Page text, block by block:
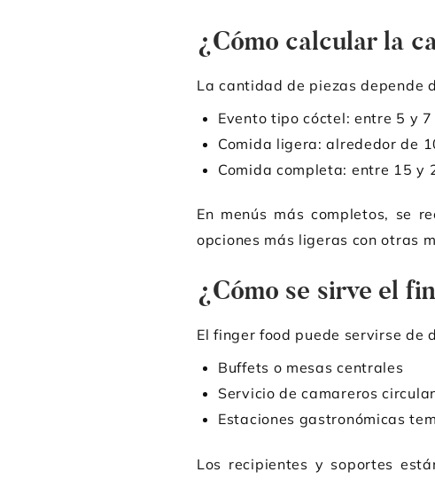
¿Cómo calcular la
La cantidad de piezas depende
Evento tipo cóctel: entre 5 y
Comida ligera: alrededor de
Comida completa: entre 15 y
En menús más completos, se
opciones más ligeras con otras
¿Cómo se sirve el
El finger food puede servirse de
Buffets o mesas centrales
Servicio de camareros
Estaciones gastronómicas
Los recipientes y soportes